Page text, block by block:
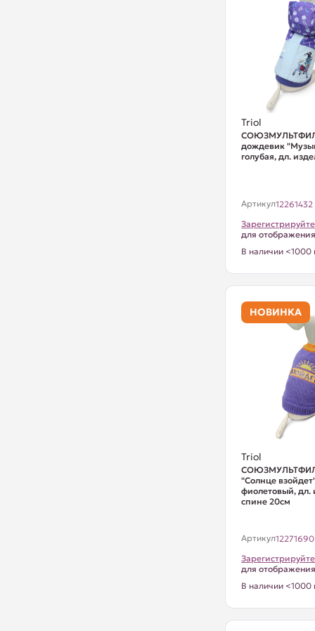
Triol
дождевик
голубая, дл.
Артикул12261432
для
В наличии <1000
НОВИНКА
Triol
"Солнце
фиолетовый, дл.
спине 20см
Артикул12271690
для
В наличии <1000